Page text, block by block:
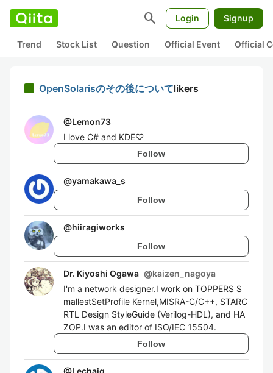
search Login Signup
Trend Stock List Question Official Event Official
OpenSolarisのその後についてlikers
@Lemon73
I love C# and KDE♡
Follow
@yamakawa_s
Follow
@hiiragiworks
Follow
Dr. Kiyoshi Ogawa @kaizen_nagoya
I'm a network designer.I work on TOPPERS S
mallestSetProfile Kernel,MISRA-C/C++, STARC
RTL Design StyleGuide (Verilog-HDL), and HA
ZOP.I was an editor of ISO/IEC 15504.
Follow
@Lechaig